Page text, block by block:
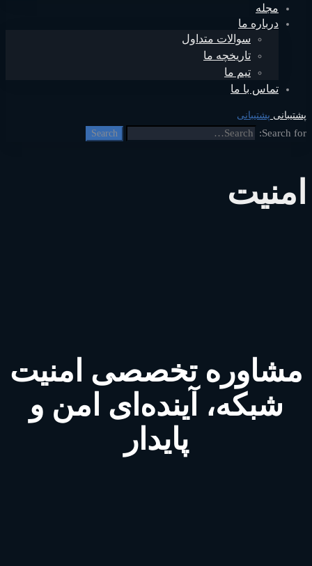
مجله
درباره ما
سوالات متداول
تاریخچه ما
تیم ما
تماس با ما
پشتیبانی پشتیبانی
Search for:
Search
امنیت
مشاوره تخصصی امنیت
شبکه، آینده‌ای امن و
پایدار